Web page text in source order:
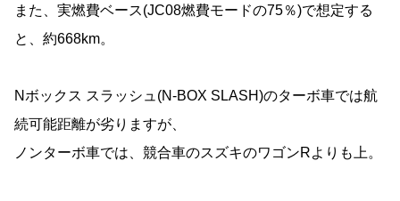
また、実燃費ベース(JC08燃費モードの75％)で想定する
と、約668km。
Nボックス スラッシュ(N-BOX SLASH)のターボ車では航
続可能距離が劣りますが、
ノンターボ車では、競合車のスズキのワゴンRよりも上。